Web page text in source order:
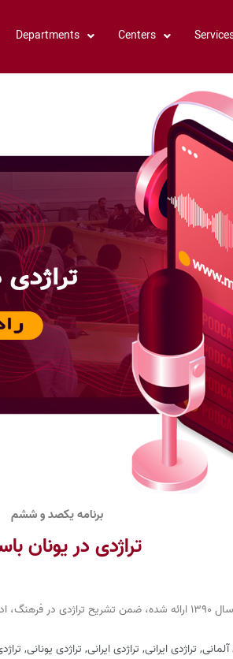
Departments Centers
برنامه یکصد و ششم
تراژدی در یونان
آلمانی, تراژدی ایرانی, تراژدی ایرانی, تراژدی یونانی,